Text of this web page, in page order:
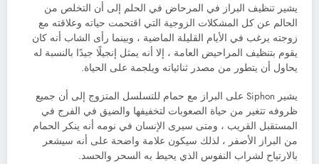
يشير تنظيف البراز في المرحاض في الحلم إلى أن التخلص من
الحالم عن كل المشكلات الزوجية التي اقتحمت حياته وعلاقته مع
زوجته يرغب في الأيام القليلة الماضية ، وبينما رأى الشاب أنه كان
يقوم بتنظيف المراحيض العامة ، إلا أنه يمثل إنجيلًا جيدًا بالنسبة له
يحاول أن يتطور من مصدر ثنائياته ويلجمة على الحياة.
يشير Siphon على البراز مع حمام للتسلسل المتزوج إلى أن جميع
ظروفه تتغير من حياة الصعوبات لتخفيفها والضيق في الفرج في
المستقبل القريب ، ومتى سيرى الإنسان في نومه أنه ينكر الحمام
من البراز الأصفر ، لذلك سيكون علامة واضحة على أنه سيشعر
بالارتياح لشراب النفوس الذي يحيط به السحر والحسد.